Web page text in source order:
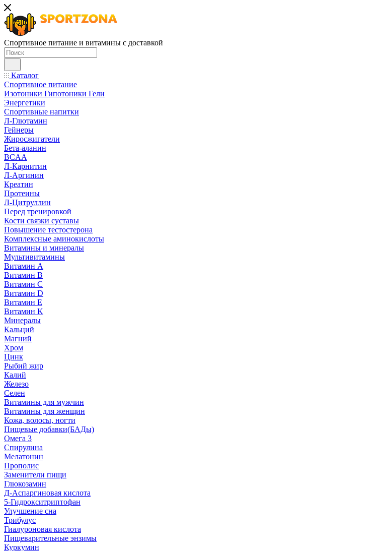
Спортивное питание и витамины с доставкой
Каталог
Спортивное питание
Изотоники Гипотоники Гели
Энергетики
Спортивные напитки
Л-Глютамин
Гейнеры
Жиросжигатели
Бета-аланин
BCAA
Л-Карнитин
Л-Аргинин
Креатин
Протеины
Л-Цитруллин
Перед тренировкой
Кости связки суставы
Повышение тестостерона
Комплексные аминокислоты
Витамины и минералы
Мультивитамины
Витамин A
Витамин B
Витамин C
Витамин D
Витамин E
Витамин K
Минералы
Кальций
Магний
Хром
Цинк
Рыбий жир
Калий
Железо
Селен
Витамины для мужчин
Витамины для женщин
Кожа, волосы, ногти
Пищевые добавки(БАДы)
Омега 3
Спирулина
Мелатонин
Прополис
Заменители пищи
Глюкозамин
Д-Аспаргиновая кислота
5-Гидрокситриптофан
Улучшение сна
Трибулус
Гиалуроновая кислота
Пищеварительные энзимы
Куркумин